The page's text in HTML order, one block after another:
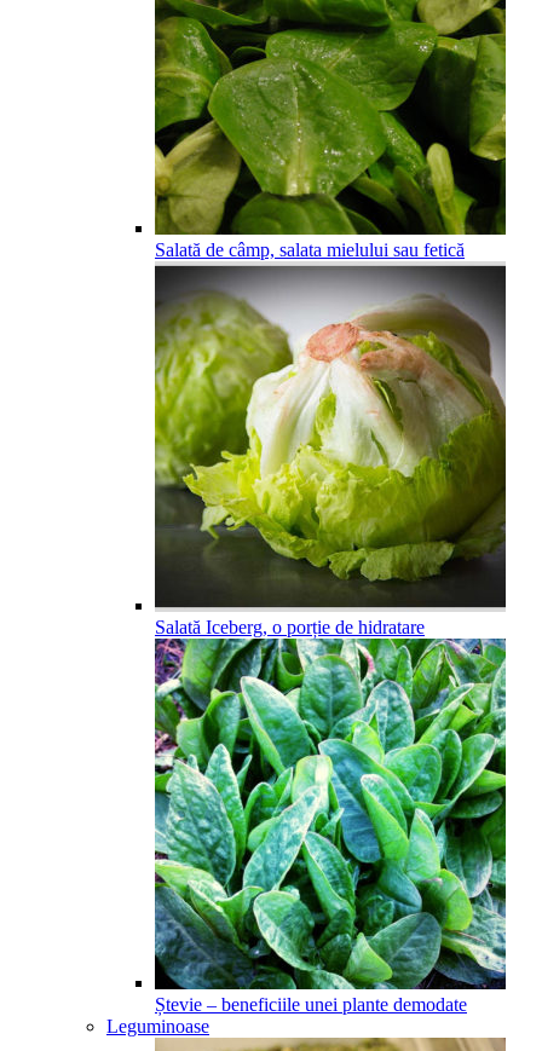
Salată de câmp, salata mielului sau fetică
Salată Iceberg, o porție de hidratare
Ștevie – beneficiile unei plante demodate
Leguminoase